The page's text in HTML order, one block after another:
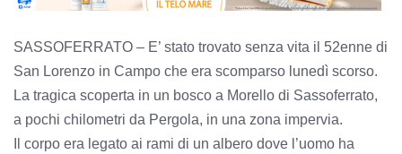
SASSOFERRATO – E’ stato trovato senza vita il 52enne di
San Lorenzo in Campo che era scomparso lunedì scorso.
La tragica scoperta in un bosco a Morello di Sassoferrato,
a pochi chilometri da Pergola, in una zona impervia.
Il corpo era legato ai rami di un albero dove l’uomo ha